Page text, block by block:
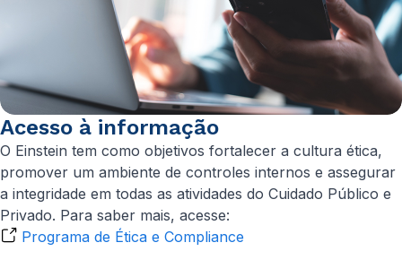
Acesso à informação
O Einstein tem como objetivos fortalecer a cultura ética,
promover um ambiente de controles internos e assegurar
a integridade em todas as atividades do Cuidado Público e
Privado. Para saber mais, acesse:
Programa de Ética e Compliance